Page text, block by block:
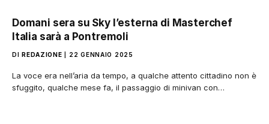
Domani sera su Sky l’esterna di Masterchef
Italia sarà a Pontremoli
DI REDAZIONE 22 GENNAIO 2025
La voce era nell’aria da tempo, a qualche attento cittadino non è
sfuggito, qualche mese fa, il passaggio di minivan con…